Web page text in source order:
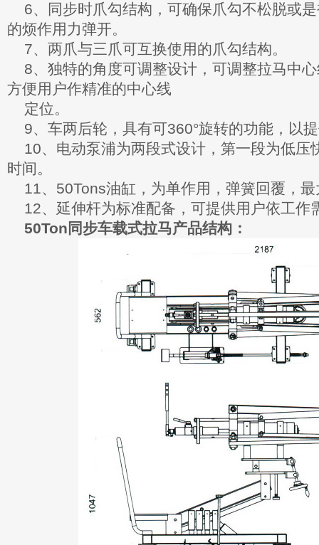
6、同步时爪勾结构，可确保爪勾不松脱或
的烦作用力弹开。
7、两爪与三爪可互换使用的爪勾结构。
8、独特的角度可调整设计，可调整拉马中
方便用户作精准的中心线
定位。
9、车两后轮，具有可360°旋转的功能，以
10、电动泵浦为两段式设计，第一段为低压
时间。
11、50Tons油缸，为单作用，弹簧回覆，
12、延伸杆为标准配备，可提供用户依工作
50Ton同步车载式拉马产品结构：